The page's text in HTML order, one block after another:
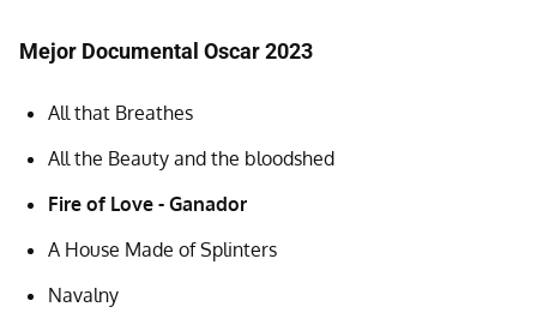
Mejor Documental Oscar 2023
All that Breathes
All the Beauty and the bloodshed
Fire of Love - Ganador
A House Made of Splinters
Navalny